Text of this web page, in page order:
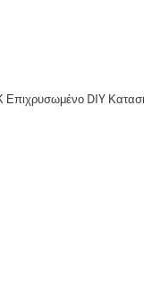
Επιχρυσωμένο DIY